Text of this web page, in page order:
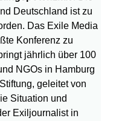
Deutschland ist zu
Das Exile Media
Konferenz zu
jährlich über 100
NGOs in Hamburg
geleitet von
Situation und
Exiljournalist in